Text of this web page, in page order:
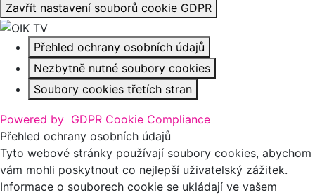
Zavřít nastavení souborů cookie GDPR
Přehled ochrany osobních údajů
Nezbytně nutné soubory cookies
Soubory cookies třetích stran
Powered by GDPR Cookie Compliance
Přehled ochrany osobních údajů
Tyto webové stránky používají soubory cookies, abychom
vám mohli poskytnout co nejlepší uživatelský zážitek.
Informace o souborech cookie se ukládají ve vašem